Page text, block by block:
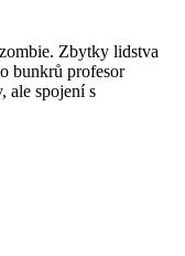
Zbytky lidstva
bunkrů profesor
ale spojení s